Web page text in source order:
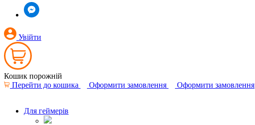
Увійти
Кошик порожній
Перейти до кошика
Оформити замовлення Оформити замовлення
Для геймерів